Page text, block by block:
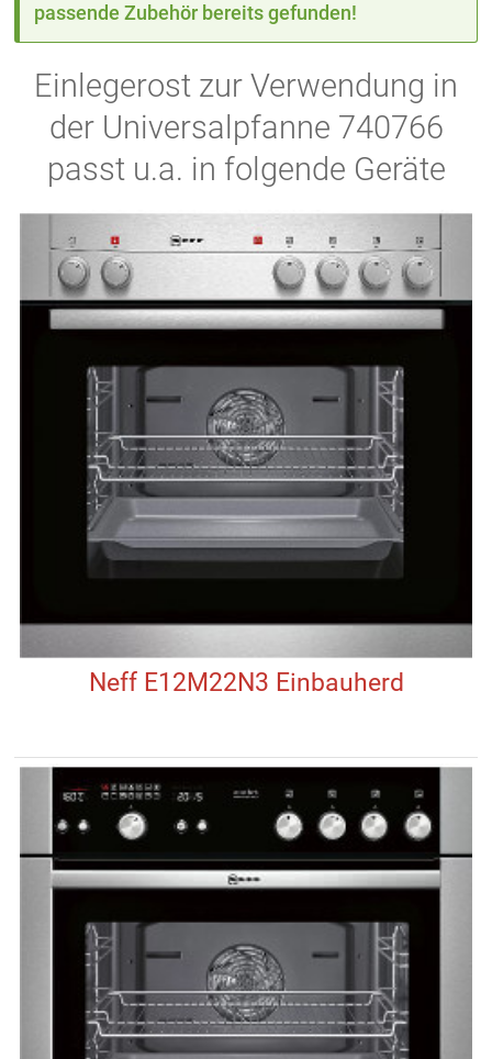
passende Zubehör bereits gefunden!
Einlegerost zur Verwendung in
der Universalpfanne 740766
passt u.a. in folgende Geräte
Neff E12M22N3 Einbauherd